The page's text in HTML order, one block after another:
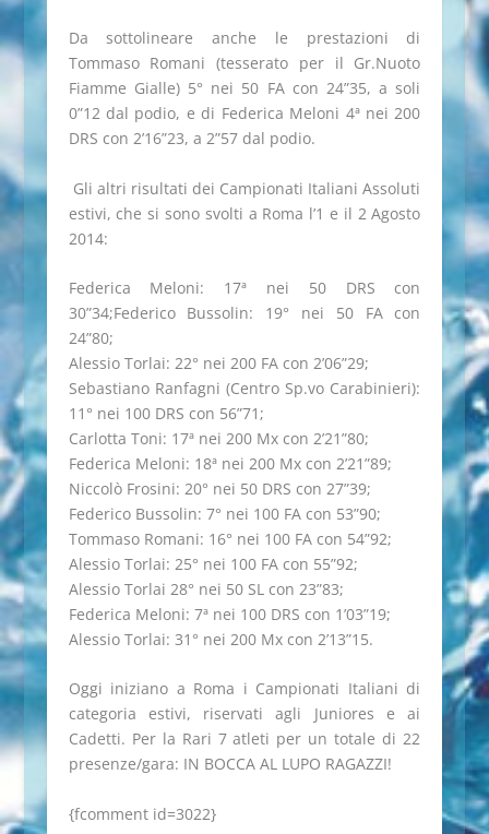
Da sottolineare anche le prestazioni di
Tommaso Romani (tesserato per il Gr.Nuoto
Fiamme Gialle) 5° nei 50 FA con 24”35, a soli
0”12 dal podio, e di Federica Meloni 4ª nei 200
DRS con 2’16”23, a 2”57 dal podio.
Gli altri risultati dei Campionati Italiani Assoluti
estivi, che si sono svolti a Roma l’1 e il 2 Agosto
2014:
Federica Meloni: 17ª nei 50 DRS con
30”34;Federico Bussolin: 19° nei 50 FA con
24”80;
Alessio Torlai: 22° nei 200 FA con 2’06”29;
Sebastiano Ranfagni (Centro Sp.vo Carabinieri):
11° nei 100 DRS con 56”71;
Carlotta Toni: 17ª nei 200 Mx con 2’21”80;
Federica Meloni: 18ª nei 200 Mx con 2’21”89;
Niccolò Frosini: 20° nei 50 DRS con 27”39;
Federico Bussolin: 7° nei 100 FA con 53”90;
Tommaso Romani: 16° nei 100 FA con 54”92;
Alessio Torlai: 25° nei 100 FA con 55”92;
Alessio Torlai 28° nei 50 SL con 23”83;
Federica Meloni: 7ª nei 100 DRS con 1’03”19;
Alessio Torlai: 31° nei 200 Mx con 2’13”15.
Oggi iniziano a Roma i Campionati Italiani di
categoria estivi, riservati agli Juniores e ai
Cadetti. Per la Rari 7 atleti per un totale di 22
presenze/gara: IN BOCCA AL LUPO RAGAZZI!
{fcomment id=3022}